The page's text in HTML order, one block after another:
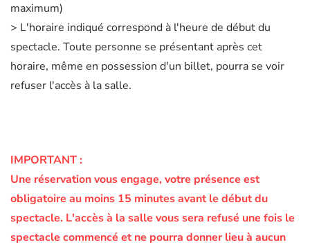
maximum)
> L'horaire indiqué correspond à l'heure de début du
spectacle. Toute personne se présentant après cet
horaire, même en possession d'un billet, pourra se voir
refuser l'accès à la salle.
IMPORTANT :
Une réservation vous engage, votre présence est
obligatoire au moins 15 minutes avant le début du
spectacle. L'accès à la salle vous sera refusé une fois le
spectacle commencé et ne pourra donner lieu à aucun